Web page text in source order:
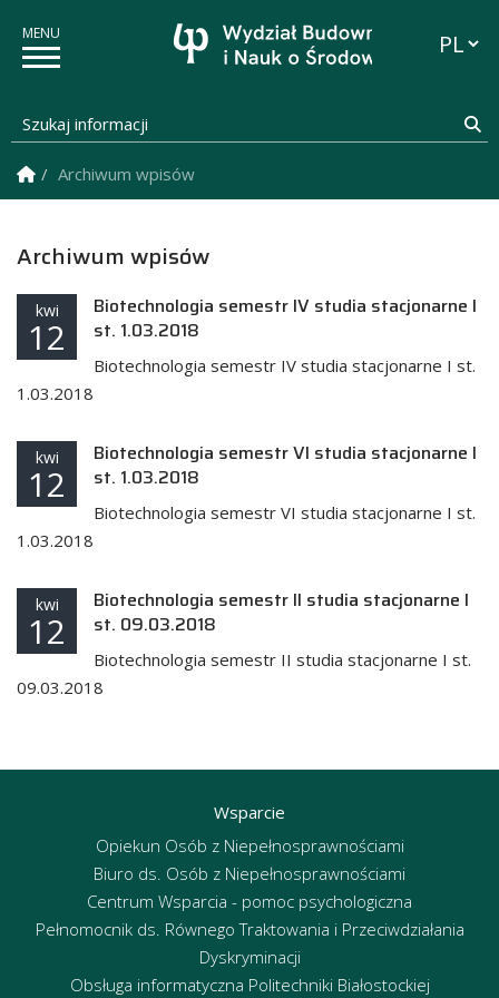
Szukaj informacji
Strona Główna
Archiwum wpisów
Archiwum wpisów
kwi
12
Biotechnologia semestr IV studia stacjonarne I
st. 1.03.2018
Biotechnologia semestr IV studia stacjonarne I st.
1.03.2018
kwi
12
Biotechnologia semestr VI studia stacjonarne I
st. 1.03.2018
Biotechnologia semestr VI studia stacjonarne I st.
1.03.2018
kwi
12
Biotechnologia semestr II studia stacjonarne I
st. 09.03.2018
Biotechnologia semestr II studia stacjonarne I st.
09.03.2018
Wsparcie
Opiekun Osób z Niepełnosprawnościami
Biuro ds. Osób z Niepełnosprawnościami
Centrum Wsparcia - pomoc psychologiczna
Pełnomocnik ds. Równego Traktowania i Przeciwdziałania
Dyskryminacji
Obsługa informatyczna Politechniki Białostockiej